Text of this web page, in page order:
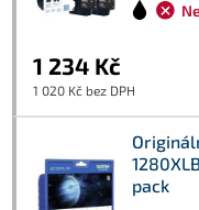
1 234 Kč
1 020 Kč bez DPH
pack